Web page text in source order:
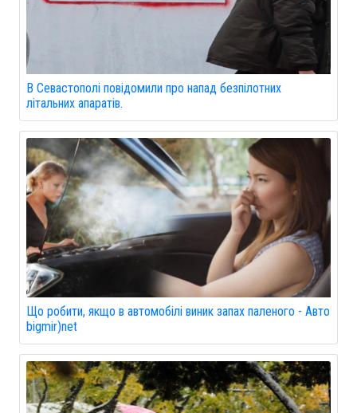
В Севастополі повідомили про напад безпілотних
літальних апаратів.
Що робити, якщо в автомобілі виник запах паленого - Авто
bigmir)net